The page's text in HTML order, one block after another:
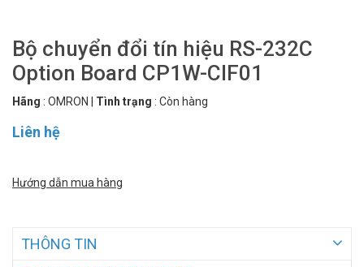
Bộ chuyển đổi tín hiệu RS-232C
Option Board CP1W-CIF01
Hãng : OMRON Tình trạng : Còn hàng
Liên hệ
Hướng dẫn mua hàng
THÔNG TIN